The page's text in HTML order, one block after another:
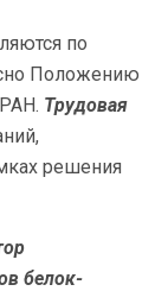
по
Положению
Трудовая
решения
белок-